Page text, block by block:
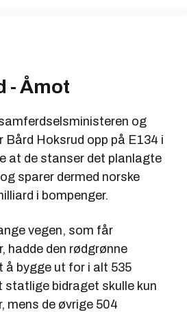
- Åmot
og
Hoksrud opp på E134 i
at de stanser det planlagte
sparer dermed norske
i bompenger.
vegen, som får
hadde den rødgrønne
å bygge ut for i alt 535
statlige bidraget skulle kun
mens de øvrige 504